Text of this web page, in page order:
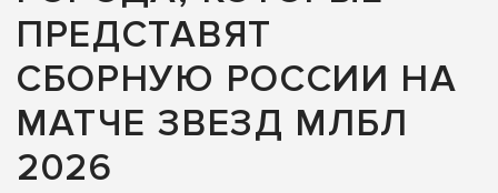
ПРЕДСТАВЯТ
СБОРНУЮ РОССИИ НА
МАТЧЕ ЗВЕЗД МЛБЛ
2026